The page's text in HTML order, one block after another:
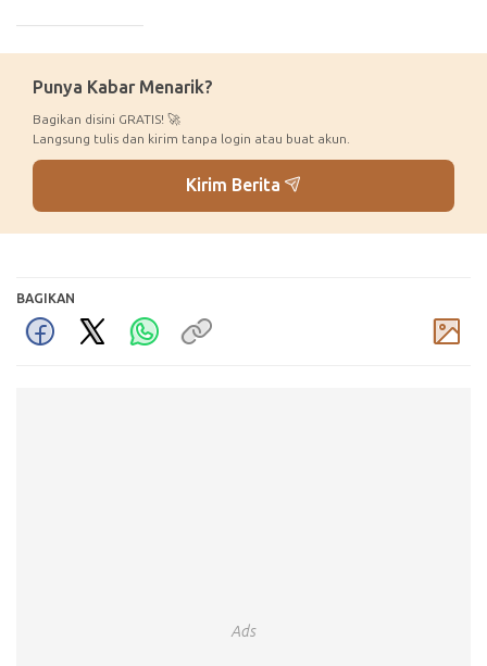
Punya Kabar Menarik?
Bagikan disini GRATIS! 🚀
Langsung tulis dan kirim tanpa login atau buat akun.
Kirim Berita
BAGIKAN
Ads